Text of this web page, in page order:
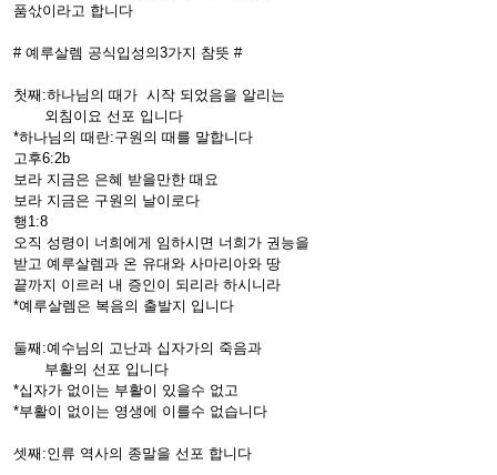
품삯이라고 합니다
# 예루살렘 공식입성의3가지 참뜻 #
첫째:하나님의 때가 시작 되었음을 알리는
외침이요 선포 입니다
*하나님의 때란:구원의 때를 말합니다
고후6:2b
보라 지금은 은혜 받을만한 때요
보라 지금은 구원의 날이로다
행1:8
오직 성령이 너희에게 임하시면 너희가 권능을
받고 예루살렘과 온 유대와 사마리아와 땅
끝까지 이르러 내 증인이 되리라 하시니라
*예루살렘은 복음의 출발지 입니다
둘째:예수님의 고난과 십자가의 죽음과
부활의 선포 입니다
*십자가 없이는 부활이 있을수 없고
*부활이 없이는 영생에 이를수 없습니다
셋째:인류 역사의 종말을 선포 합니다